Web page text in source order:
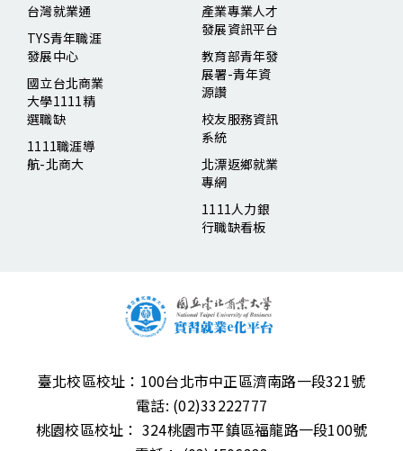
臺北校區校址： 100台北市中正區濟南路一段321號
電話: (02)33222777
桃園校區校址： 324桃園市平鎮區福龍路一段100號
台灣就業通
TYS青年職涯
發展中心
國立台北商業
大學1111精
選職缺
1111職涯導
航-北商大
產業專業人才
發展資訊平台
教育部青年發
展署-青年資
源讚
校友服務資訊
系統
北漂返鄉就業
專網
1111人力銀
行職缺看板